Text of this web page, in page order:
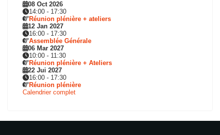
08 Oct 2026
14:00 - 17:30
Réunion plénière + ateliers
12 Jan 2027
16:00 - 17:30
Assemblée Générale
06 Mar 2027
10:00 - 11:30
Réunion plénière + Ateliers
22 Jui 2027
16:00 - 17:30
Réunion plénière
Calendrier complet